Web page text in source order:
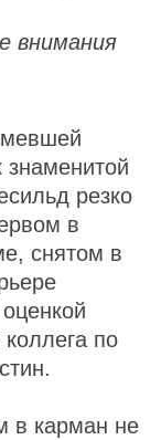
внимания
резко
в
снятом в
по
в карман не